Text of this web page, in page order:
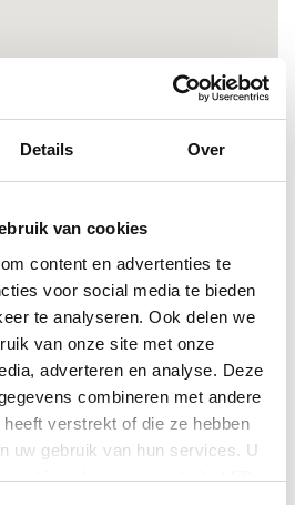
Details Over
van cookies
content en advertenties te
voor social media te bieden
te analyseren. Ook delen we
van onze site met onze
adverteren en analyse. Deze
combineren met andere
verstrekt of die ze hebben
uw gebruik van hun services. U
als u onze website blijft
‘s-Hertogenbosch
AA ’s-Hertogenbosch